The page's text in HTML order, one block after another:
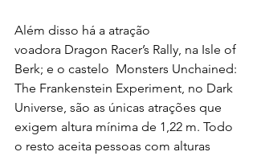
Além disso há a atração
voadora Dragon Racer’s Rally, na Isle of
Berk; e o castelo  Monsters Unchained:
The Frankenstein Experiment, no Dark
Universe, são as únicas atrações que
exigem altura mínima de 1,22 m. Todo
o resto aceita pessoas com alturas